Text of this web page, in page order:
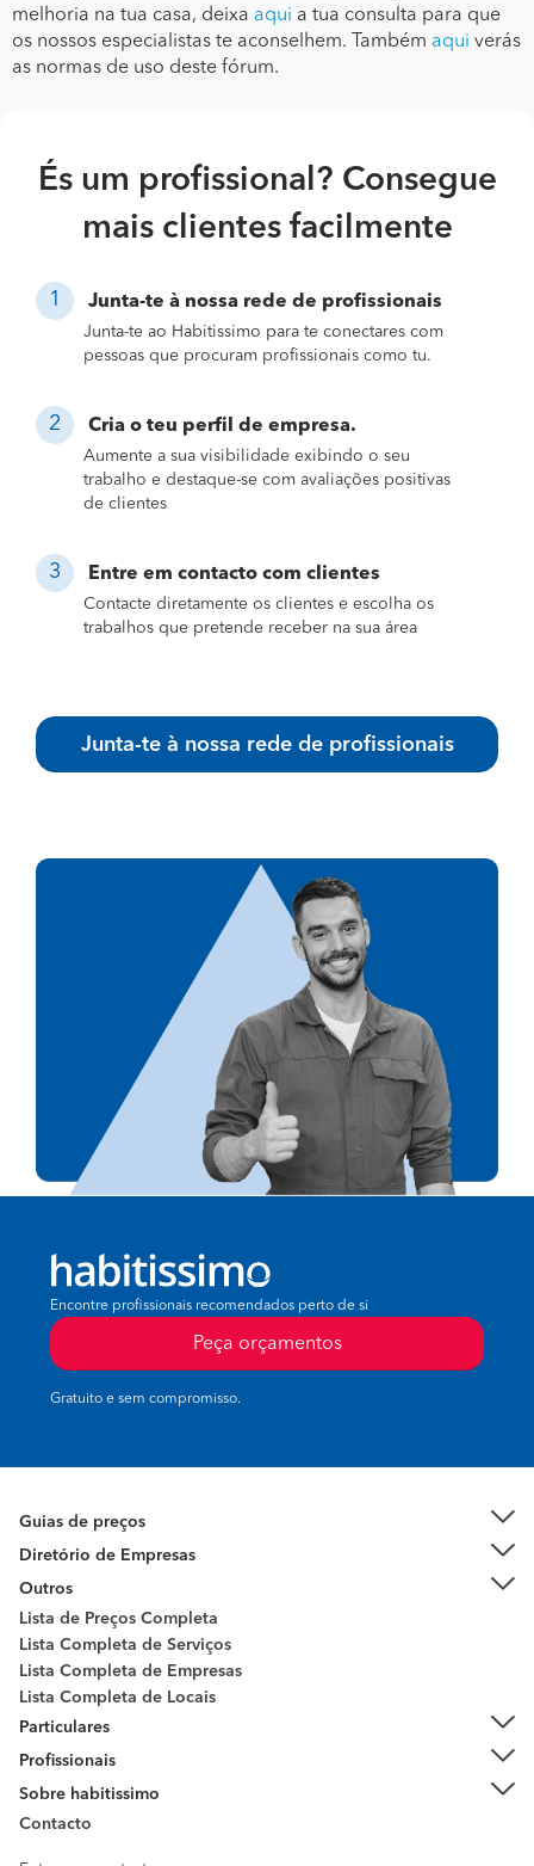
melhoria na tua casa, deixa aqui a tua consulta para que
os nossos especialistas te aconselhem. Também aqui verás
as normas de uso deste fórum.
És um profissional? Consegue
mais clientes facilmente
Junta-te à nossa rede de profissionais
Junta-te ao Habitissimo para te conectares com
pessoas que procuram profissionais como tu.
Cria o teu perfil de empresa.
Aumente a sua visibilidade exibindo o seu
trabalho e destaque-se com avaliações positivas
de clientes
Entre em contacto com clientes
Contacte diretamente os clientes e escolha os
trabalhos que pretende receber na sua área
Junta-te à nossa rede de profissionais
Encontre profissionais recomendados perto de si
Peça orçamentos
Gratuito e sem compromisso.
Guias de preços
Diretório de Empresas
Outros
Lista de Preços Completa
Lista Completa de Serviços
Lista Completa de Empresas
Lista Completa de Locais
Particulares
Profissionais
Sobre habitissimo
Contacto